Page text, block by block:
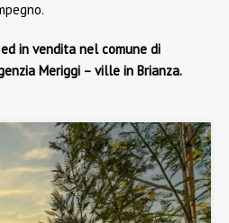
in vendita nel comune di
Meriggi – ville in Brianza.